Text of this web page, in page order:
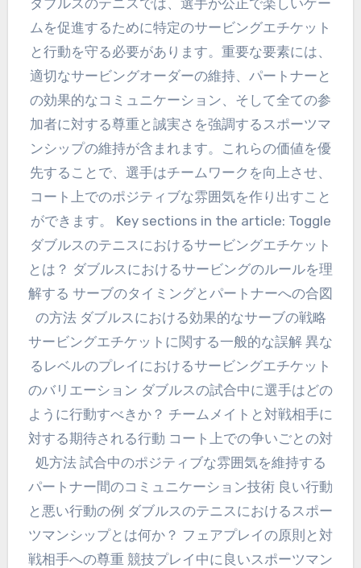
ムを促進するために特定のサービングエチケット
と行動を守る必要があります。重要な要素には、
適切なサービングオーダーの維持、パートナーと
の効果的なコミュニケーション、そして全ての参
加者に対する尊重と誠実さを強調するスポーツマ
ンシップの維持が含まれます。これらの価値を優
先することで、選手はチームワークを向上させ、
コート上でのポジティブな雰囲気を作り出すこと
ができます。 Key sections in the article: Toggle
ダブルスのテニスにおけるサービングエチケット
とは？ ダブルスにおけるサービングのルールを理
解する サーブのタイミングとパートナーへの合図
の方法 ダブルスにおける効果的なサーブの戦略
サービングエチケットに関する一般的な誤解 異な
るレベルのプレイにおけるサービングエチケット
のバリエーション ダブルスの試合中に選手はどの
ように行動すべきか？ チームメイトと対戦相手に
対する期待される行動 コート上での争いごとの対
処方法 試合中のポジティブな雰囲気を維持する
パートナー間のコミュニケーション技術 良い行動
と悪い行動の例 ダブルスのテニスにおけるスポー
ツマンシップとは何か？ フェアプレイの原則と対
戦相手への尊重 競技プレイ中に良いスポーツマン